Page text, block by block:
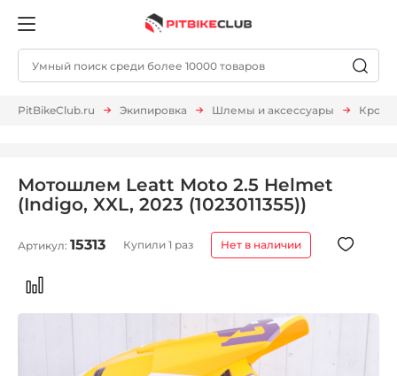
PitBikeClub.ru Экипировка Шлемы и аксессуары
Мотошлем Leatt Moto 2.5 Helmet
(Indigo, XXL, 2023 (1023011355))
Артикул: 15313 Купили 1 раз Нет в наличии